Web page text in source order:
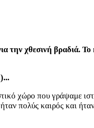
την χθεσινή βραδιά.
χώρο που γράψαμε
πολύς καιρός και